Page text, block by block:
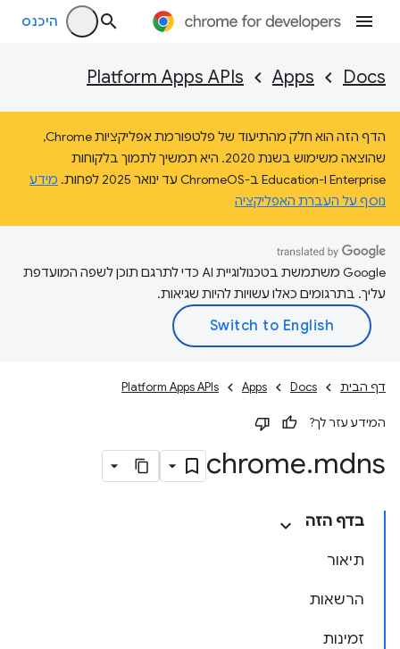
היכנס
Docs
Apps
Platform Apps APIs
הדף הזה הוא חלק מהתיעוד של פלטפורמת אפליקציות Chrome,
שהוצאה משימוש בשנת 2020. היא תמשיך לתמוך בלקוחות
Enterprise ו-Education ב-ChromeOS עד ינואר 2025 לפחות.
מידע
נוסף על העברת האפליקציה
‫Google משתמשת בטכנולוגיית AI כדי לתרגם תוכן לשפה המועדפת
עליך. בתרגומים כאלו עשויות להיות שגיאות.
דף הבית Docs
Apps
Platform Apps APIs
המידע עזר לך?
chrome.mdns
בדף הזה
תיאור
הרשאות
זמינות